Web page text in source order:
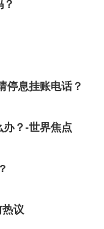
停息挂账电话？
？-世界焦点
议